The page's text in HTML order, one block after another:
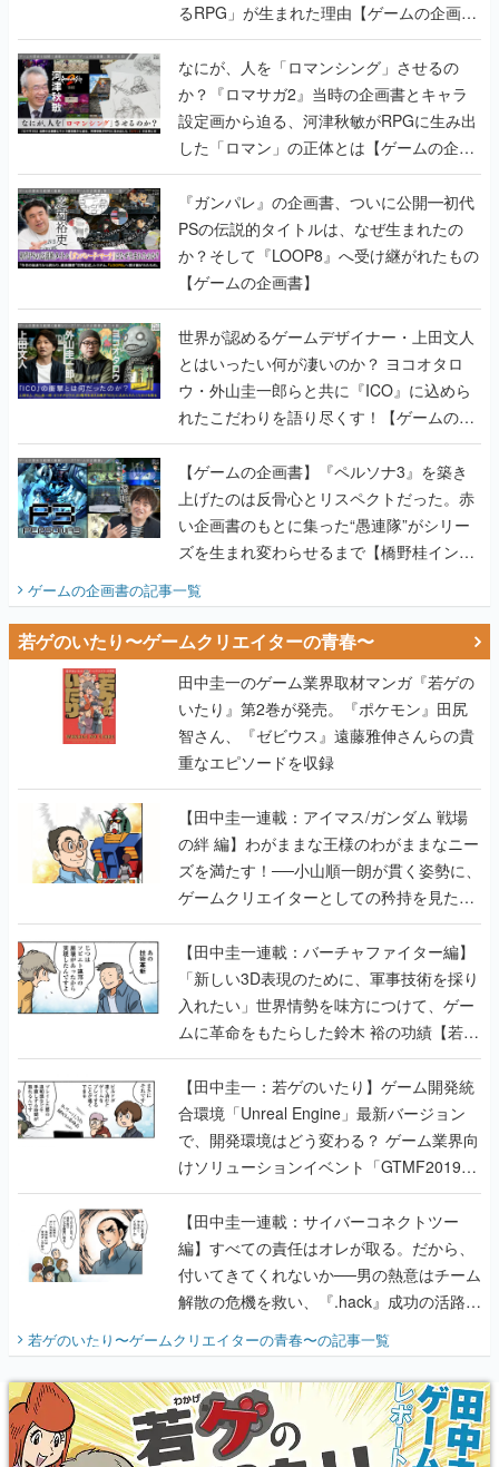
るRPG」が生まれた理由【ゲームの企画
書】
なにが、人を「ロマンシング」させるの
か？『ロマサガ2』当時の企画書とキャラ
設定画から迫る、河津秋敏がRPGに生み出
した「ロマン」の正体とは【ゲームの企画
書】
『ガンパレ』の企画書、ついに公開━初代
PSの伝説的タイトルは、なぜ生まれたの
か？そして『LOOP8』へ受け継がれたもの
【ゲームの企画書】
世界が認めるゲームデザイナー・上田文人
とはいったい何が凄いのか？ ヨコオタロ
ウ・外山圭一郎らと共に『ICO』に込めら
れたこだわりを語り尽くす！【ゲームの企
画書】
【ゲームの企画書】『ペルソナ3』を築き
上げたのは反骨心とリスペクトだった。赤
い企画書のもとに集った“愚連隊”がシリー
ズを生まれ変わらせるまで【橋野桂インタ
ビュー】
ゲームの企画書の記事一覧
若ゲのいたり〜ゲームクリエイターの青春〜
田中圭一のゲーム業界取材マンガ『若ゲの
いたり』第2巻が発売。『ポケモン』田尻
智さん、『ゼビウス』遠藤雅伸さんらの貴
重なエピソードを収録
【田中圭一連載：アイマス/ガンダム 戦場
の絆 編】わがままな王様のわがままなニー
ズを満たす！──小山順一朗が貫く姿勢に、
ゲームクリエイターとしての矜持を見た
【若ゲのいたり最終回】
【田中圭一連載：バーチャファイター編】
「新しい3D表現のために、軍事技術を採り
入れたい」世界情勢を味方につけて、ゲー
ムに革命をもたらした鈴木 裕の功績【若ゲ
のいたり】
【田中圭一：若ゲのいたり】ゲーム開発統
合環境「Unreal Engine」最新バージョン
で、開発環境はどう変わる？ ゲーム業界向
けソリューションイベント「GTMF2019」
に行って、より理解を深めよう【PR】
【田中圭一連載：サイバーコネクトツー
編】すべての責任はオレが取る。だから、
付いてきてくれないか──男の熱意はチーム
解散の危機を救い、『.hack』成功の活路を
開く。業界の快男児・松山 洋に流れる血は
『少年ジャンプ』色だった【若ゲのいた
り】
若ゲのいたり〜ゲームクリエイターの青春〜の記事一覧